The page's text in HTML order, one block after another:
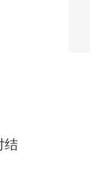
结